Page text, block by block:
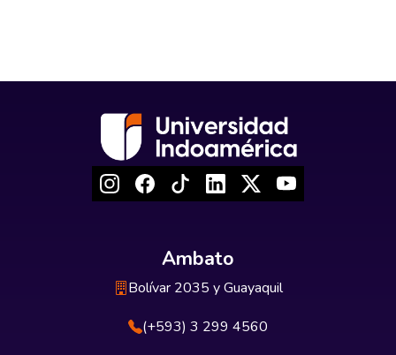
Ambato
Bolívar 2035 y Guayaquil
(+593) 3 299 4560